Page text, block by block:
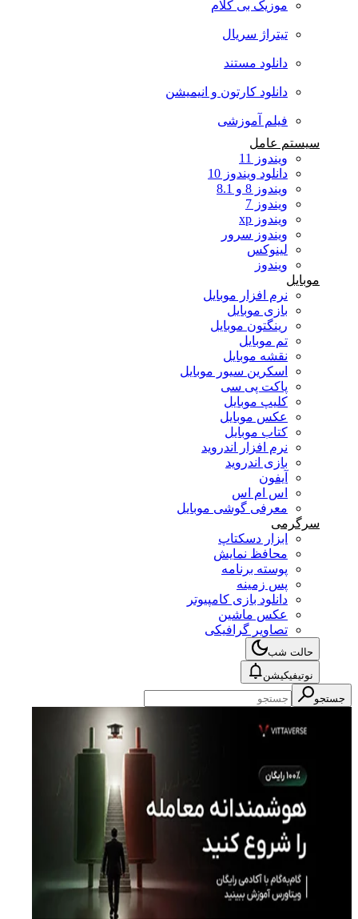
موزیک بی کلام
تیتراژ سریال
دانلود مستند
دانلود کارتون و انیمیشن
فیلم آموزشی
سیستم عامل
ویندوز 11
دانلود ویندوز 10
ویندوز 8 و 8.1
ویندوز 7
ویندوز xp
ویندوز سرور
لینوکس
ویندوز
موبایل
نرم افزار موبایل
بازی موبایل
رینگتون موبایل
تم موبایل
نقشه موبایل
اسکرین سیور موبایل
پاکت پی سی
کلیپ موبایل
عکس موبایل
کتاب موبایل
نرم افزار اندروید
بازی اندروید
آیفون
اس ام اس
معرفی گوشی موبایل
سرگرمی
ابزار دسکتاپ
محافظ نمایش
پوسته برنامه
پس زمینه
دانلود بازی کامپیوتر
عکس ماشین
تصاویر گرافیکی
حالت شب
نوتیفیکیشن
جستجو